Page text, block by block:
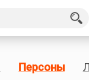
Персоны